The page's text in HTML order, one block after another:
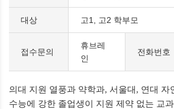
대상 고1, 고2 학부모
접수문의
휴브레
인
전화번호
의대 지원 열풍과 약학과, 서울대 , 연대 자
수능에 강한 졸업생이 지원 제약 없는 교